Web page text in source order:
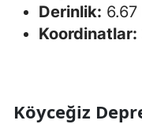
Derinlik: 6.67
Koordinatlar:
Köyceğiz